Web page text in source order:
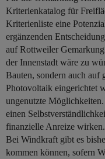
Kriterienkatalog für
Kriterienliste eine
ergänzenden
auf Rottweiler
der Innenstadt wäre zu
Bauten, sondern auch auf
Photovoltaik eingerichtet
ungenutzte
einen
finanzielle Anreize wirken.
Bei Windkraft gibt es
kommen können, sofern